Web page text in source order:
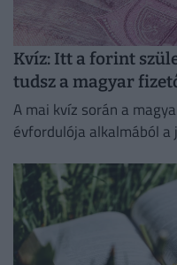
Kvíz: Itt a forint
tudsz a magyar
A mai kvíz során a
évfordulója alkalmából
kérdéseket.